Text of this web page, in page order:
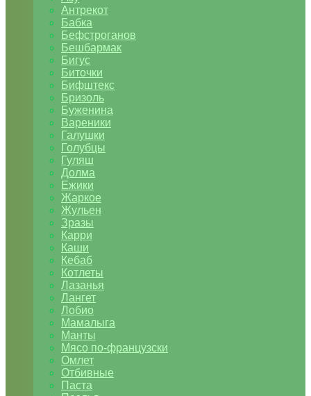
Антрекот
Бабка
Бефстроганов
Бешбармак
Бигус
Биточки
Бифштекс
Бризоль
Буженина
Вареники
Галушки
Голубцы
Гуляш
Долма
Ежики
Жаркое
Жульен
Зразы
Карри
Каши
Кебаб
Котлеты
Лазанья
Лангет
Лобио
Мамалыга
Манты
Мясо по-французски
Омлет
Отбивные
Паста